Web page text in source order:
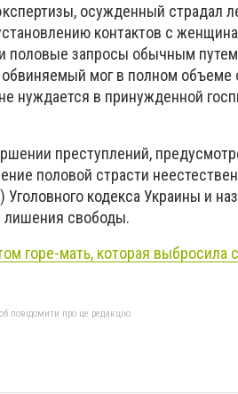
осужденный страдал
контактов с
половые запросы обычным
мог в полном объеме
нуждается в принужденной
преступлений,
половой страсти
кодекса Украины и
лишения свободы.
горе-мать, которая выбросила
повідомити про це редакцію